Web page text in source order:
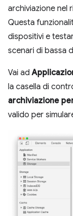
archiviazione nel
Questa
dispositivi e
scenari di bassa
Vai ad
la casella di
archiviazione
valido per